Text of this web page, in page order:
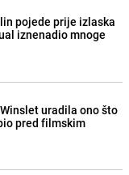
pojede prije izlaska
iznenadio mnoge
uradila ono što
pred filmskim